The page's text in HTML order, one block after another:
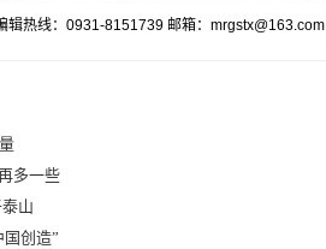
辑热线：0931-8151739 邮箱：mrgstx@163.com
多一些
山
国创造”